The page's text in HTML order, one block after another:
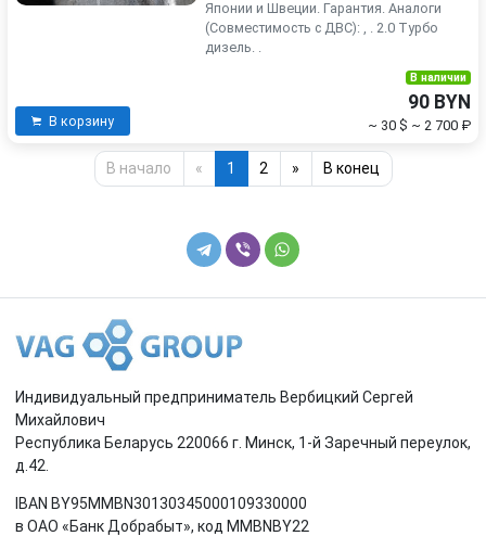
Японии и Швеции. Гарантия. Аналоги
(Совместимость с ДВС): , . 2.0 Турбо
дизель. .
В корзину
В наличии
90 BYN
~ 30 $ ~ 2 700 ₽
В начало « 1 2 » В конец
Индивидуальный предприниматель Вербицкий Сергей
Михайлович
Республика Беларусь 220066 г. Минск, 1-й Заречный переулок,
д.42.
IBAN BY95MMBN30130345000109330000
в ОАО «Банк Добрабыт», код MMBNBY22